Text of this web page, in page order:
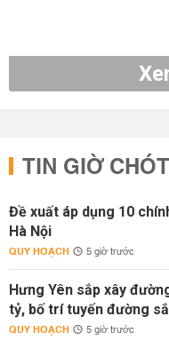
TIN GIỜ CHÓT
Đề xuất áp dụng 10
Hà Nội
QUY HOẠCH 5 giờ trước
Hưng Yên sắp xây
tỷ, bố trí tuyến đường
QUY HOẠCH 5 giờ trước